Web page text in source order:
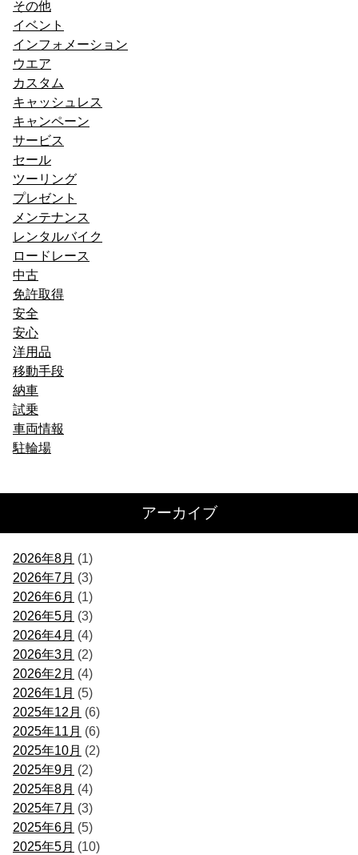
その他
イベント
インフォメーション
ウエア
カスタム
キャッシュレス
キャンペーン
サービス
セール
ツーリング
プレゼント
メンテナンス
レンタルバイク
ロードレース
中古
免許取得
安全
安心
洋用品
移動手段
納車
試乗
車両情報
駐輪場
アーカイブ
2026年8月 (1)
2026年7月 (3)
2026年6月 (1)
2026年5月 (3)
2026年4月 (4)
2026年3月 (2)
2026年2月 (4)
2026年1月 (5)
2025年12月 (6)
2025年11月 (6)
2025年10月 (2)
2025年9月 (2)
2025年8月 (4)
2025年7月 (3)
2025年6月 (5)
2025年5月 (10)